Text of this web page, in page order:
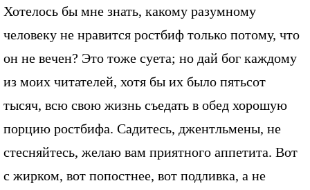
Хотелось бы мне знать, какому разумному
человеку не нравится ростбиф только потому, что
он не вечен? Это тоже суета; но дай бог каждому
из моих читателей, хотя бы их было пятьсот
тысяч, всю свою жизнь съедать в обед хорошую
порцию ростбифа. Садитесь, джентльмены, не
стесняйтесь, желаю вам приятного аппетита. Вот
с жирком, вот попостнее, вот подливка, а не